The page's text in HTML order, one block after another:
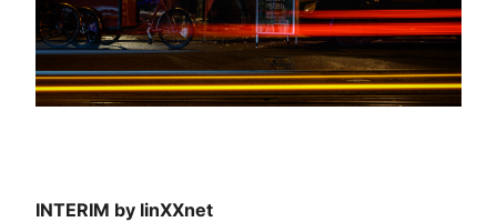
INTERIM by linXXnet